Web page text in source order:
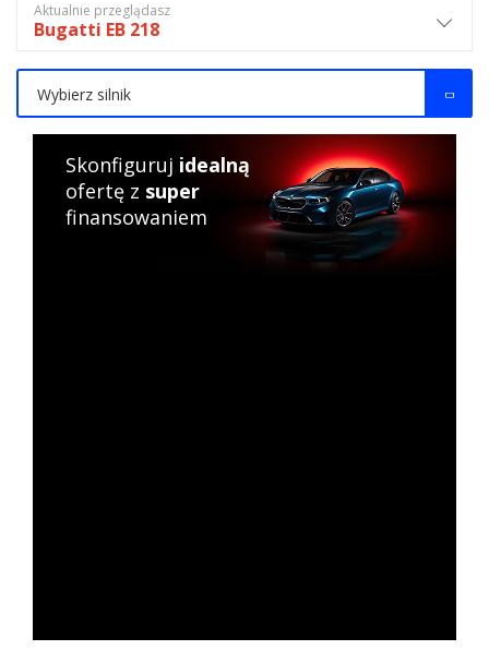
Aktualnie przeglądasz
Bugatti EB 218
Wybierz silnik
Skonfiguruj idealną
ofertę z super
finansowaniem